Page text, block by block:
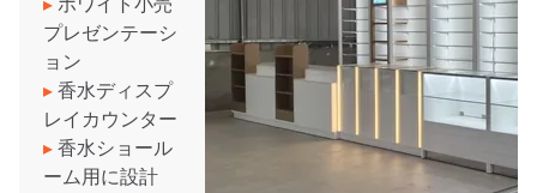
▸ ホワイト小売
プレゼンテーシ
ョン
▸ 香水ディスプ
レイカウンター
▸ 香水ショール
ーム用に設計